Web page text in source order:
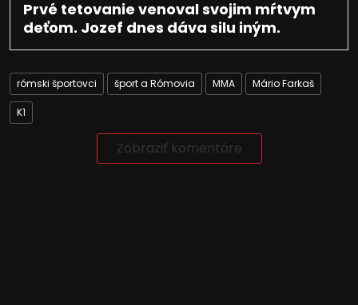
Prvé tetovanie venoval svojim mŕtvym
deťom. Jozef dnes dáva silu iným.
rómski športovci šport a Rómovia MMA Mário Farkaš
K1
Zobraziť komentáre